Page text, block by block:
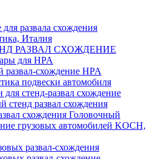
развала схождения
Италия
РАЗВАЛ СХОЖДЕНИЕ
для HPA
развал-схождение HPA
подвески автомобиля
для стенд-развал схождение
стенд развал схождения
схождения Головочный
грузовых автомобилей KOCH,
развал-схождения